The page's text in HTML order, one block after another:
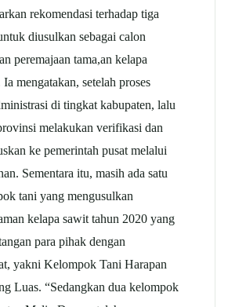
rekomendasi terhadap tiga
diusulkan sebagai calon
peremajaan tama,an kelapa
mengatakan, setelah proses
di tingkat kabupaten, lalu
melakukan verifikasi dan
ke pemerintah pusat melalui
Sementara itu, masih ada satu
tani yang mengusulkan
kelapa sawit tahun 2020 yang
para pihak dengan
yakni Kelompok Tani Harapan
Luas. “Sedangkan dua kelompok